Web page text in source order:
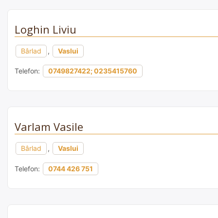
Loghin Liviu
Bârlad , Vaslui
Telefon: 0749827422; 0235415760
Varlam Vasile
Bârlad , Vaslui
Telefon: 0744 426 751